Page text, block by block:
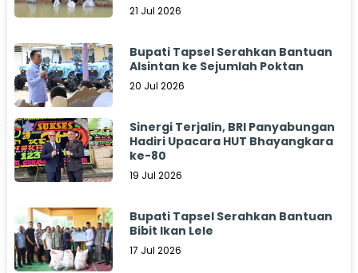
21 Jul 2026
Bupati Tapsel Serahkan Bantuan
Alsintan ke Sejumlah Poktan
20 Jul 2026
Sinergi Terjalin, BRI Panyabungan
Hadiri Upacara HUT Bhayangkara
ke-80
19 Jul 2026
Bupati Tapsel Serahkan Bantuan
Bibit Ikan Lele
17 Jul 2026